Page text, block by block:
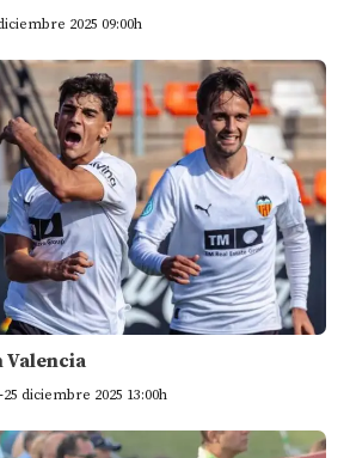
2025 09:00h
Valencia
25 diciembre 2025 13:00h